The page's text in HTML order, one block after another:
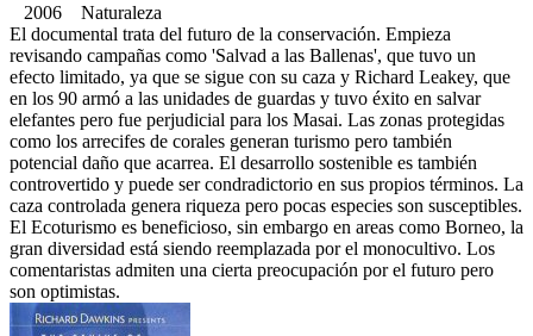
2006 Naturaleza
El documental trata del futuro de la conservación. Empieza
revisando campañas como 'Salvad a las Ballenas', que tuvo un
efecto limitado, ya que se sigue con su caza y Richard Leakey, que
en los 90 armó a las unidades de guardas y tuvo éxito en salvar
elefantes pero fue perjudicial para los Masai. Las zonas protegidas
como los arrecifes de corales generan turismo pero también
potencial daño que acarrea. El desarrollo sostenible es también
controvertido y puede ser condradictorio en sus propios términos. La
caza controlada genera riqueza pero pocas especies son susceptibles.
El Ecoturismo es beneficioso, sin embargo en areas como Borneo, la
gran diversidad está siendo reemplazada por el monocultivo. Los
comentaristas admiten una cierta preocupación por el futuro pero
son optimistas.